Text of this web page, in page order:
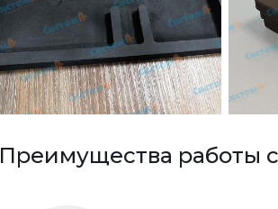
Преимущества работы